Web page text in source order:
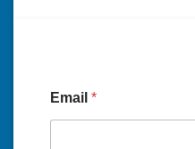
Email *